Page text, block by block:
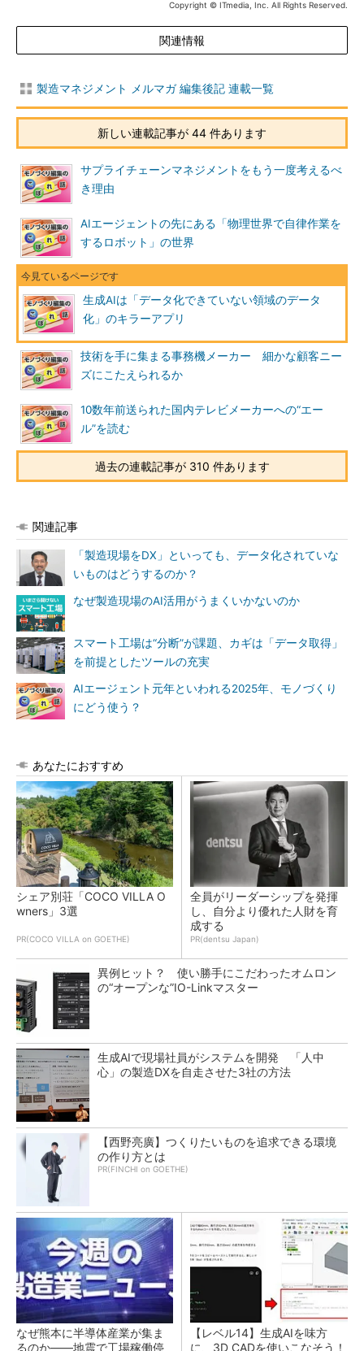
Copyright © ITmedia, Inc. All Rights Reserved.
関連情報
製造マネジメント メルマガ 編集後記 連載一覧
新しい連載記事が 44 件あります
サプライチェーンマネジメントをもう一度考えるべ
き理由
AIエージェントの先にある「物理世界で自律作業を
するロボット」の世界
生成AIは「データ化できていない領域のデータ
化」のキラーアプリ
技術を手に集まる事務機メーカー 細かな顧客ニー
ズにこたえられるか
10数年前送られた国内テレビメーカーへの“エー
ル”を読む
過去の連載記事が 310 件あります
関連記事
「製造現場をDX」といっても、データ化されていな
いものはどうするのか？
なぜ製造現場のAI活用がうまくいかないのか
スマート工場は“分断”が課題、カギは「データ取得」
を前提としたツールの充実
AIエージェント元年といわれる2025年、モノづくり
にどう使う？
あなたにおすすめ
シェア別荘「COCO VILLA O
wners」3選
PR(COCO VILLA on GOETHE)
全員がリーダーシップを発揮
し、自分より優れた人財を育
成する
PR(dentsu Japan)
異例ヒット？ 使い勝手にこだわったオムロン
の“オープンな”IO-Linkマスター
生成AIで現場社員がシステムを開発 「人中
心」の製造DXを自走させた3社の方法
【西野亮廣】つくりたいものを追求できる環境
の作り方とは
PR(FINCHI on GOETHE)
なぜ熊本に半導体産業が集ま
るのか――地震で工場稼働停
【レベル14】生成AIを味方
に、3D CADを使いこなそう！